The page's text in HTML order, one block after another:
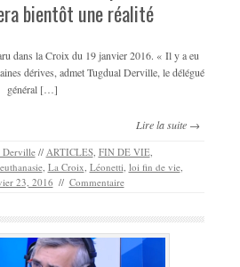
bientôt une réalité
dans la Croix du 19 janvier 2016. « Il y a eu
dérives, admet Tugdual Derville, le délégué
général […]
Lire la suite →
Derville // ARTICLES, FIN DE VIE,
euthanasie, La Croix Léonetti loi fin de vie,
23, 2016 // Commentaire